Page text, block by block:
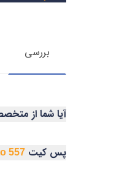
بررسی
آیا شما از
پس کیت 557